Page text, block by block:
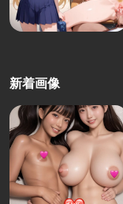
新着画像